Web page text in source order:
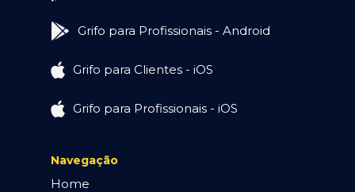
Grifo para Profissionais - Android
Grifo para Clientes - iOS
Grifo para Profissionais - iOS
Navegação
Home